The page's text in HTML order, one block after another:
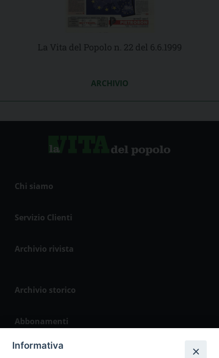
La Vita del Popolo n. 22 del 6.6.1999
ARCHIVIO
Chi siamo
Servizio Clienti
Archivio rivista
Archivio storico
Abbonamenti
Informativa